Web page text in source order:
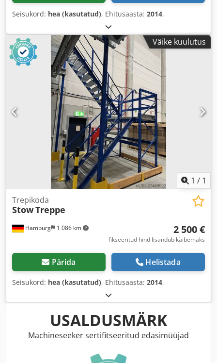
Seisukord: hea (kasutatud), Ehitusaasta: 2014,
Väike kuulutus
1 / 1
Hamburg 1 086 km
Trepikoda
StowTreppe
2 500 €
fikseeritud hind lisandub käibemaks
Pärida Helistada
Seisukord: hea (kasutatud), Ehitusaasta: 2014,
USALDUSMÄRK
Machineseeker sertifitseeritud edasimüüjad